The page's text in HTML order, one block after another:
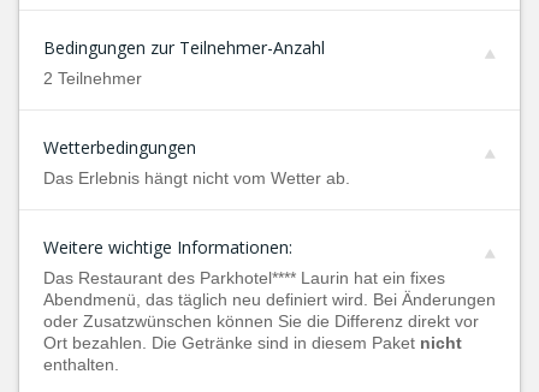
Bedingungen zur Teilnehmer-Anzahl
2 Teilnehmer
Wetterbedingungen
Das Erlebnis hängt nicht vom Wetter ab.
Weitere wichtige Informationen:
Das Restaurant des Parkhotel**** Laurin hat ein fixes
Abendmenü, das täglich neu definiert wird. Bei Änderungen
oder Zusatzwünschen können Sie die Differenz direkt vor
Ort bezahlen. Die Getränke sind in diesem Paket nicht
enthalten.